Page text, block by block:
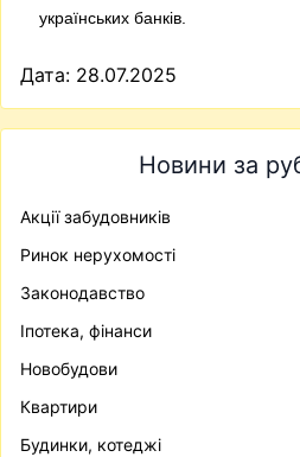
українських банків.
Дата: 28.07.2025
Новини за
Акції забудовників
Ринок нерухомості
Законодавство
Іпотека, фінанси
Новобудови
Квартири
Будинки, котеджі